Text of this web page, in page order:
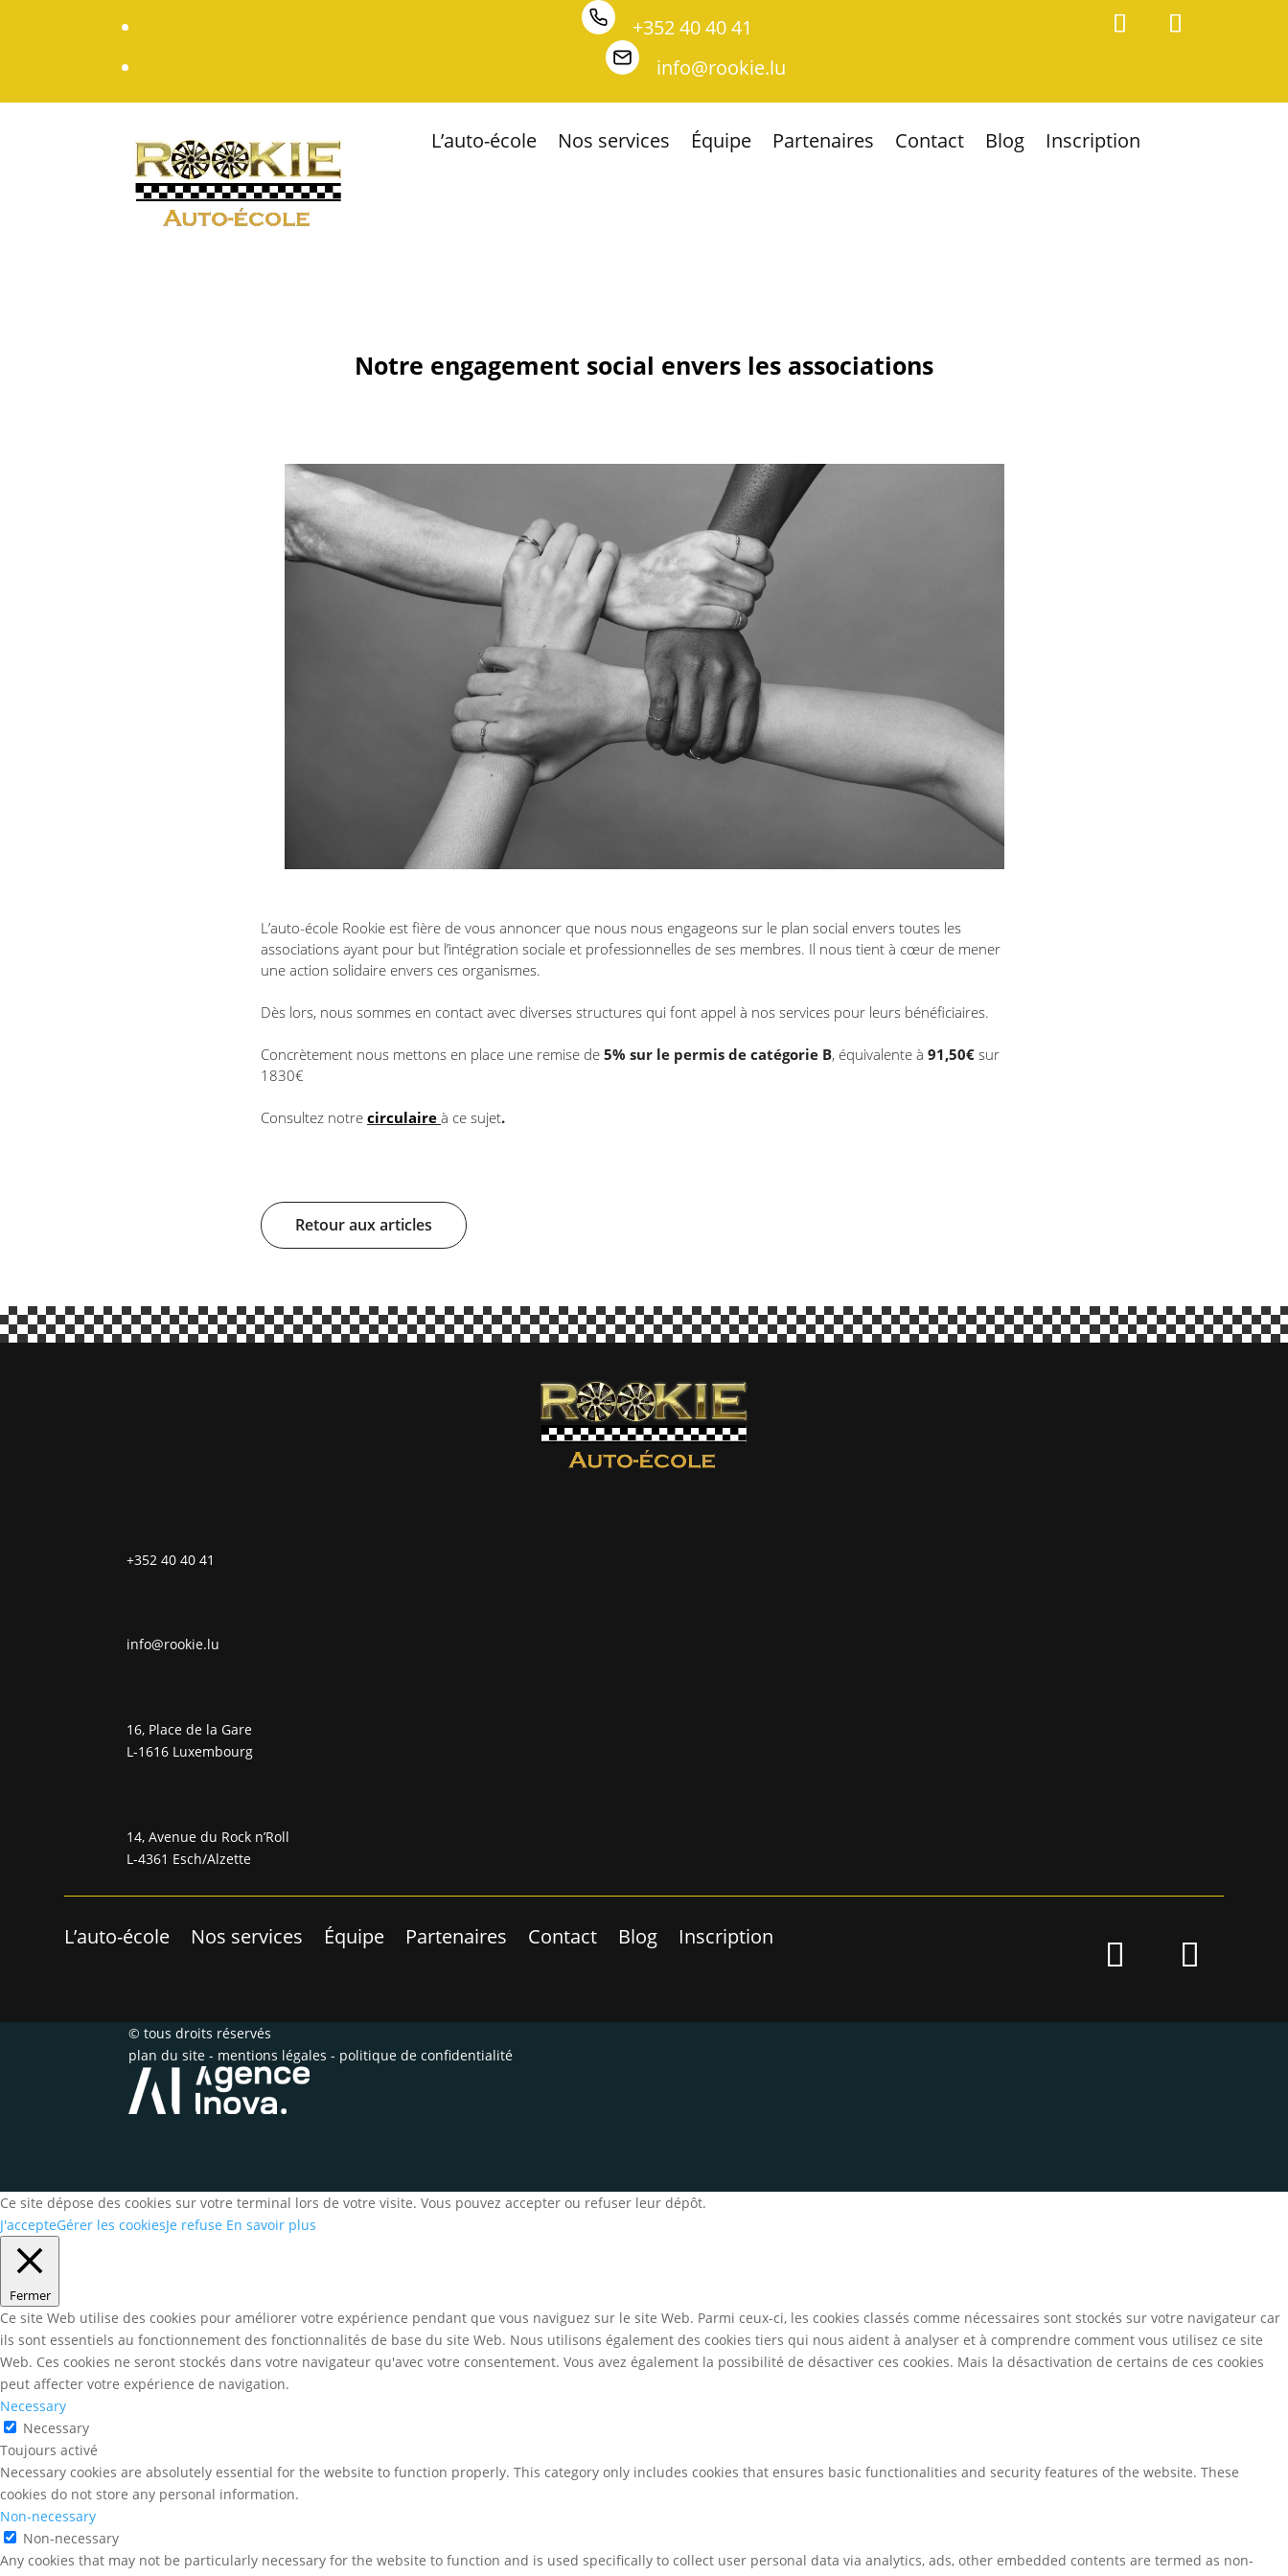
+352 40 40 41
info@rookie.lu
L’auto-école Nos services Équipe Partenaires Contact Blog Inscription
Notre engagement social envers les associations
L’auto-école Rookie est fière de vous annoncer que nous nous engageons sur le plan social envers toutes les
associations ayant pour but l’intégration sociale et professionnelles de ses membres. Il nous tient à cœur de mener
une action solidaire envers ces organismes.
Dès lors, nous sommes en contact avec diverses structures qui font appel à nos services pour leurs bénéficiaires.
Concrètement nous mettons en place une remise de 5% sur le permis de catégorie B, équivalente à 91,50€ sur
1830€
Consultez notre circulaire à ce sujet.
Retour aux articles
+352 40 40 41
info@rookie.lu
16, Place de la Gare
L-1616 Luxembourg
14, Avenue du Rock n’Roll
L-4361 Esch/Alzette
L’auto-école Nos services Équipe Partenaires Contact Blog Inscription
© tous droits réservés
plan du site - mentions légales- politique de confidentialité
Ce site dépose des cookies sur votre terminal lors de votre visite. Vous pouvez accepter ou refuser leur dépôt.
J'accepteGérer les cookiesJe refuse En savoir plus
Fermer
Ce site Web utilise des cookies pour améliorer votre expérience pendant que vous naviguez sur le site Web. Parmi ceux-ci, les cookies classés comme nécessaires sont stockés sur votre navigateur car
ils sont essentiels au fonctionnement des fonctionnalités de base du site Web. Nous utilisons également des cookies tiers qui nous aident à analyser et à comprendre comment vous utilisez ce site
Web. Ces cookies ne seront stockés dans votre navigateur qu'avec votre consentement. Vous avez également la possibilité de désactiver ces cookies. Mais la désactivation de certains de ces cookies
peut affecter votre expérience de navigation.
Necessary
Necessary
Toujours activé
Necessary cookies are absolutely essential for the website to function properly. This category only includes cookies that ensures basic functionalities and security features of the website. These
cookies do not store any personal information.
Non-necessary
Non-necessary
Any cookies that may not be particularly necessary for the website to function and is used specifically to collect user personal data via analytics, ads, other embedded contents are termed as non-